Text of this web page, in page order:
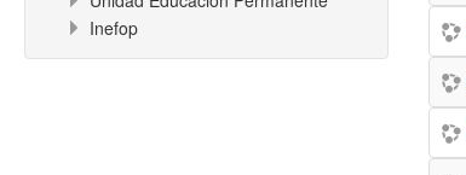
Inefop